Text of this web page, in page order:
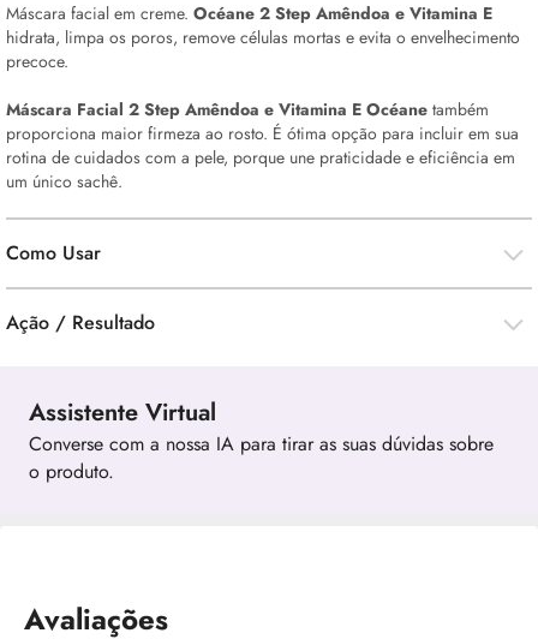
Máscara facial em creme. Océane 2 Step Amêndoa e Vitamina E
hidrata, limpa os poros, remove células mortas e evita o envelhecimento
precoce.
Máscara Facial 2 Step Amêndoa e Vitamina E Océane também
proporciona maior firmeza ao rosto. É ótima opção para incluir em sua
rotina de cuidados com a pele, porque une praticidade e eficiência em
um único sachê.
Como Usar
Ação / Resultado
Assistente Virtual
Converse com a nossa IA para tirar as suas dúvidas sobre
o produto.
Avaliações